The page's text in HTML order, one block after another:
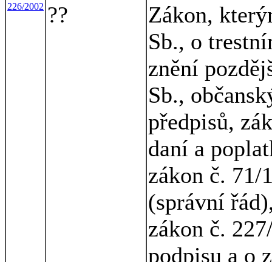
226/2002 ??
Zákon,
Sb., o
znění
Sb.,
předpisů,
daní a
zákon č. 71/
(správní
zákon č.
podpisu a o